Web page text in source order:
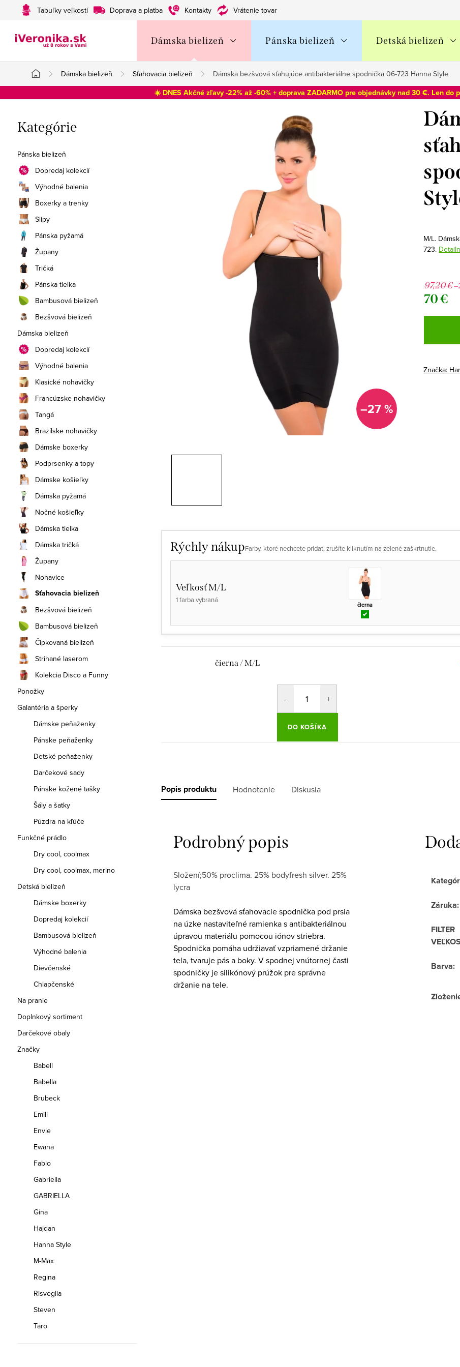
Tabuľky veľkostí Doprava a platba Kontakty Vrátenie tovaru
Dámska bielizeň Pánska bielizeň Detská bielizeň
Domov
Dámska bielizeň Sťahovacia bielizeň Dámska bezšvová sťahujúce antibakteriálne spodnička 06-723 Hanna Style
☀️ DNES Akčné zľavy -22% až -60% + doprava ZADARMO pre objednávky nad 30 €. Len do
o
č
n
ý
p
a
n
e
l
Preskočiť
kategórie
Kategórie
Pánska bielizeň
Dopredaj kolekcií
Výhodné balenia
Boxerky a trenky
Slipy
Pánska pyžamá
Župany
Tričká
Pánska tielka
Bambusová bielizeň
Bezšvová bielizeň
Dámska bielizeň
Dopredaj kolekcií
Výhodné balenia
Klasické nohavičky
Francúzske nohavičky
Tangá
Brazílske nohavičky
Dámske boxerky
Podprsenky a topy
Dámske košieľky
Dámska pyžamá
Nočné košieľky
Dámska tielka
Dámska tričká
Župany
Nohavice
Sťahovacia bielizeň
Bezšvová bielizeň
Bambusová bielizeň
Čipkovaná bielizeň
Strihané laserom
Kolekcia Disco a Funny
Ponožky
Galantéria a šperky
Dámske peňaženky
Pánske peňaženky
Detské peňaženky
Darčekové sady
Pánske kožené tašky
Šály a šatky
Púzdra na kľúče
Funkčné prádlo
Dry cool, coolmax
Dry cool, coolmax, merino
Detská bielizeň
Dámske boxerky
Dopredaj kolekcií
Bambusová bielizeň
Výhodné balenia
Dievčenské
Chlapčenské
Na pranie
Doplnkový sortiment
Darčekové obaly
Značky
Babell
Babella
Brubeck
Emili
Envie
Ewana
Fabio
Gabriella
GABRIELLA
Gina
Hajdan
Hanna Style
M-Max
Regina
Risveglia
Steven
Taro
–27 %
M/L.
723.
97,20 €
70 €
Značka:
Rýchly nákupFarby, ktoré nechcete pridať, zrušíte kliknutím na zelené zaškrtnutie.
Veľkosť M/L
1 farba vybraná
čierna
čierna / M/L
DO KOŠÍKA
Popis produktu Hodnotenie Diskusia
Podrobný popis
Složení;50% proclima. 25% bodyfresh silver. 25%
lycra
Dámska bezšvová sťahovacie spodnička pod prsia
na úzke nastaviteľné ramienka s antibakteriálnou
úpravou materiálu pomocou iónov striebra.
Spodnička pomáha udržiavať vzpriamené držanie
tela, tvaruje pás a boky. V spodnej vnútornej časti
spodničky je silikónový prúžok pre správne
držanie na tele.
Záruka:
FILTER
Barva: